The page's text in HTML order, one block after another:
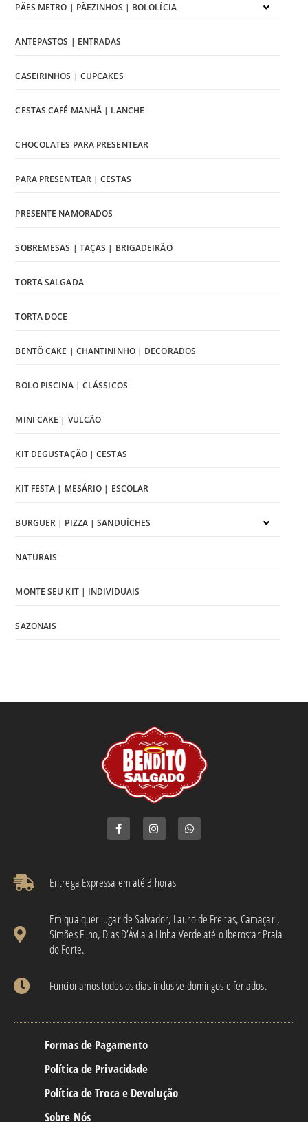
PÃES METRO | PÃEZINHOS | BOLOLÍCIA
ANTEPASTOS | ENTRADAS
CASEIRINHOS | CUPCAKES
CESTAS CAFÉ MANHÃ | LANCHE
CHOCOLATES PARA PRESENTEAR
PARA PRESENTEAR | CESTAS
PRESENTE NAMORADOS
SOBREMESAS | TAÇAS | BRIGADEIRÃO
TORTA SALGADA
TORTA DOCE
BENTÔ CAKE | CHANTININHO | DECORADOS
BOLO PISCINA | CLÁSSICOS
MINI CAKE | VULCÃO
KIT DEGUSTAÇÃO | CESTAS
KIT FESTA | MESÁRIO | ESCOLAR
BURGUER | PIZZA | SANDUÍCHES
NATURAIS
MONTE SEU KIT | INDIVIDUAIS
SAZONAIS
Entrega Expressa em até 3 horas​
Em qualquer lugar de Salvador, Lauro de Freitas, Camaçari,
Simões Filho, Dias D’Ávila a Linha Verde até o Iberostar Praia
do Forte.
Funcionamos todos os dias inclusive domingos e feriados.
Formas de Pagamento
Política de Privacidade
Política de Troca e Devolução
Sobre Nós